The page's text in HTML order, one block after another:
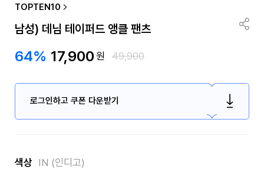
TOPTEN10
남성) 데님 테이퍼드 앵클 팬츠
64% 17,900원 49,900
로그인하고 쿠폰 다운받기
색상 IN (인디고)